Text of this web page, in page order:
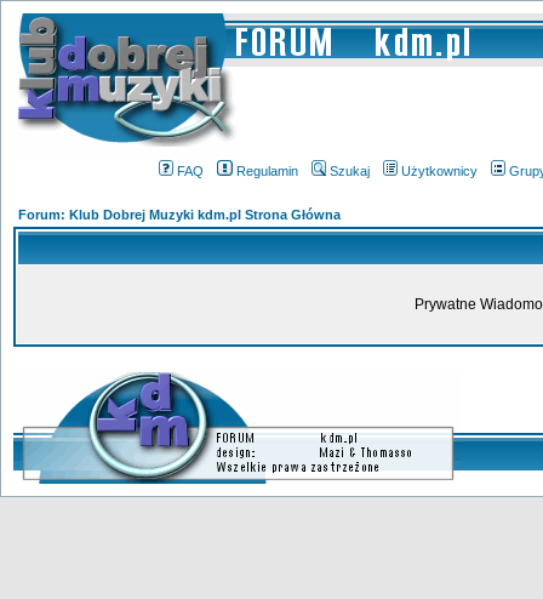
FAQ Regulamin Szukaj Użytkownicy
Forum: Klub Dobrej Muzyki kdm.pl Strona Główna
Prywatne